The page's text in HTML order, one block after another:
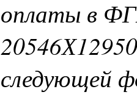
оплаты в
следующей